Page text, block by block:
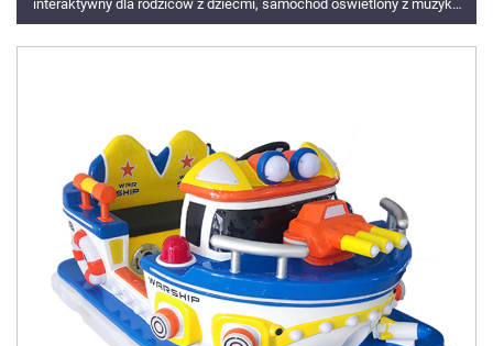
interaktywny dla rodziców z dziećmi, samochód oświetlony z muzyką
elektryczną